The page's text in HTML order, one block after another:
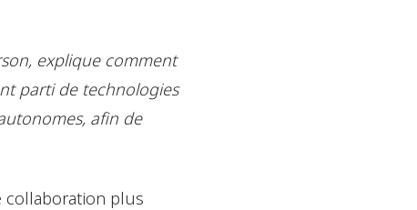
explique comment
parti de technologies
afin de
collaboration plus